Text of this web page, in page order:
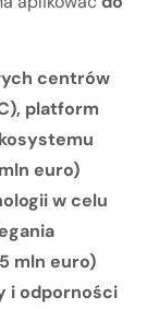
centrów
platform
euro)
w celu
mln euro)
i odporności